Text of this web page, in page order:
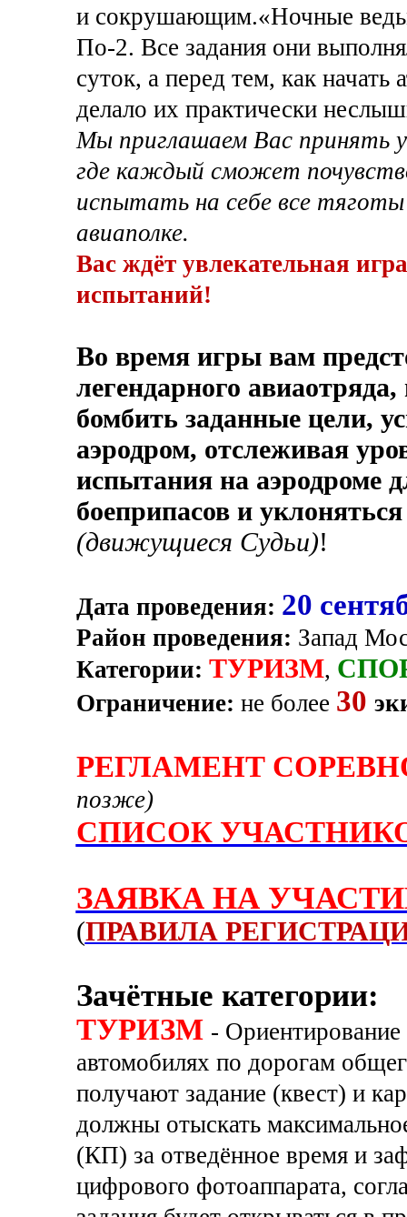
и сокрушающим.«Ночные
По-2. Все задания они
суток, а перед тем, как
делало их практически
Мы приглашаем Вас принять
где каждый сможет
испытать на себе все
авиаполке.
Вас ждёт увлекательная
испытаний!
Во время игры вам
легендарного
бомбить заданные цели,
аэродром, отслеживая
испытания на аэродроме
боеприпасов и
(движущиеся Судьи)!
Дата проведения: 20
Район проведения: Запад
Категории: ТУРИЗМ,
Ограничение: не более 30
РЕГЛАМЕНТ
позже)
СПИСОК
ЗАЯВКА НА
(ПРАВИЛА
Зачётные категории:
ТУРИЗМ -
автомобилях по дорогам
получают задание (квест) и
должны отыскать
(КП) за отведённое время и
цифрового фотоаппарата,